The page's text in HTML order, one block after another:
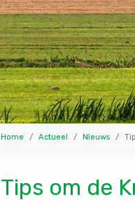
Home Actueel Nieuws
Tips om de